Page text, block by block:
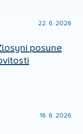
22. 6. 2026
posune
16. 6. 2026